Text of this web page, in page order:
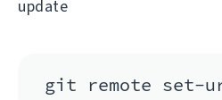
update